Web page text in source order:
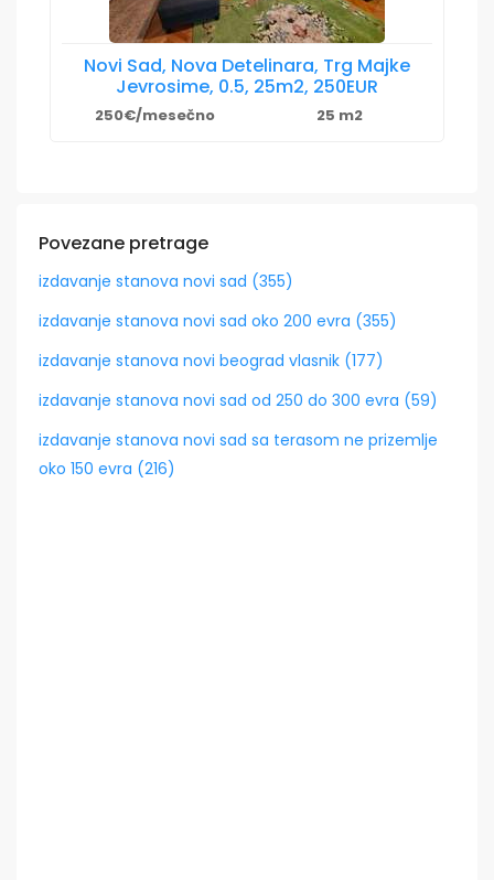
Novi Sad, Nova Detelinara, Trg Majke
Jevrosime, 0.5, 25m2, 250EUR
250€/mesečno 25 m2
Povezane pretrage
izdavanje stanova novi sad (355)
izdavanje stanova novi sad oko 200 evra (355)
izdavanje stanova novi beograd vlasnik (177)
izdavanje stanova novi sad od 250 do 300 evra (59)
izdavanje stanova novi sad sa terasom ne prizemlje
oko 150 evra (216)